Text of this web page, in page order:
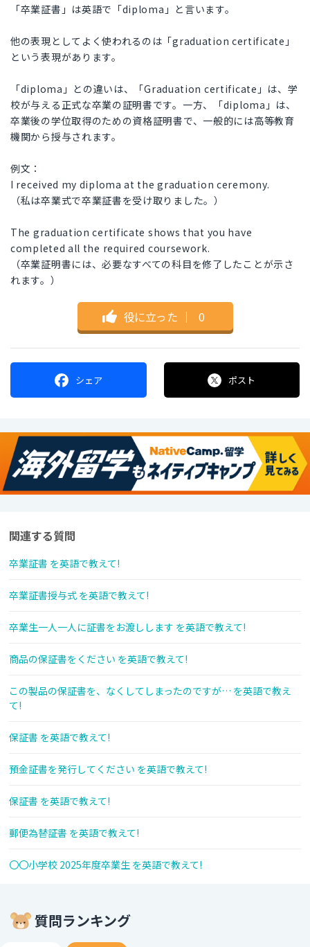
「卒業証書」は英語で「diploma」と言います。
他の表現としてよく使われるのは「graduation certificate」
という表現があります。
「diploma」との違いは、「Graduation certificate」は、学
校が与える正式な卒業の証明書です。一方、「diploma」は、
卒業後の学位取得のための資格証明書で、一般的には高等教育
機関から授与されます。
例文：
I received my diploma at the graduation ceremony.
（私は卒業式で卒業証書を受け取りました。）
The graduation certificate shows that you have
completed all the required coursework.
（卒業証明書には、必要なすべての科目を修了したことが示さ
れます。）
役に立った ｜ 0
シェア ポスト
関連する質問
卒業証書 を英語で教えて!
卒業証書授与式 を英語で教えて!
卒業生一人一人に証書をお渡しします を英語で教えて!
商品の保証書をください を英語で教えて!
この製品の保証書を、なくしてしまったのですが… を英語で教え
て!
保証書 を英語で教えて!
預金証書を発行してください を英語で教えて!
保証書 を英語で教えて!
郵便為替証書 を英語で教えて!
〇〇小学校 2025年度卒業生 を英語で教えて!
質問ランキング